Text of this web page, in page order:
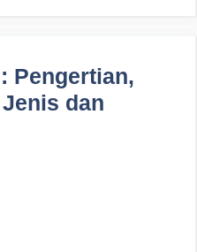
Pengertian,
dan